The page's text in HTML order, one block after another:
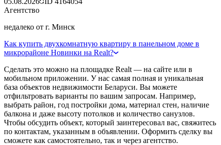
Агентство
недалеко от г. Минск
Как купить двухкомнатную квартиру в панельном доме в
микрорайоне Новинки на Realt?
Сделать это можно на площадке Realt — на сайте или в
мобильном приложении. У нас самая полная и уникальная
база объектов недвижимости Беларуси. Вы можете
отфильтровать варианты по вашим запросам. Например,
выбрать район, год постройки дома, материал стен, наличие
балкона и даже высоту потолков и количество санузлов.
Чтобы обсудить объект, который заинтересовал вас, свяжитесь
по контактам, указанным в объявлении. Оформить сделку вы
сможете как самостоятельно, так и через агентство.